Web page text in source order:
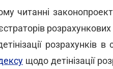
читанні
розрахункових
розрахунків в
щодо детінізації